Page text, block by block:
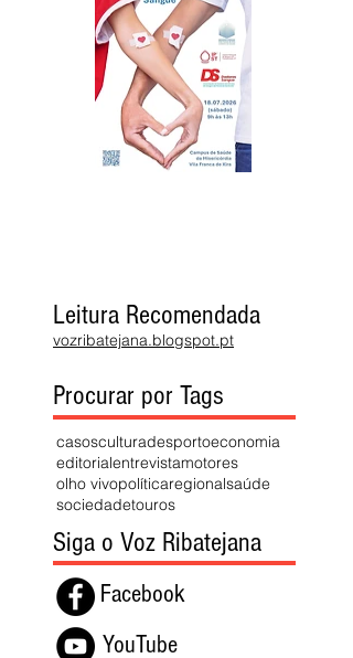
Leitura Recomendada
vozribatejana.blogspot.pt
Procurar por Tags
casosculturadesportoeconomia
editorialentrevistamotores
olho vivopolíticaregionalsaúde
sociedadetouros
Siga o Voz Ribatejana
Facebook
YouTube